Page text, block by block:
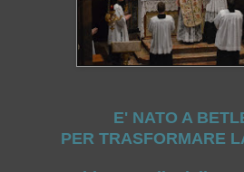
E' NATO A
PER TRASFORMARE